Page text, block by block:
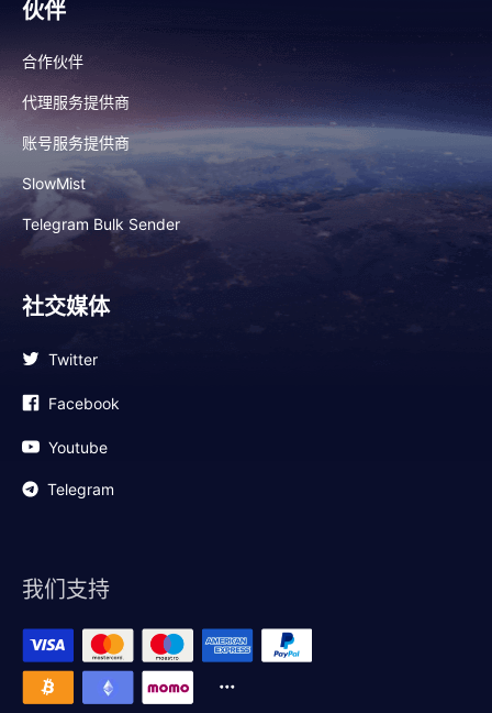
伙伴
合作伙伴
代理服务提供商
账号服务提供商
SlowMist
Telegram Bulk Sender
社交媒体
Twitter
Facebook
Youtube
Telegram
我们支持